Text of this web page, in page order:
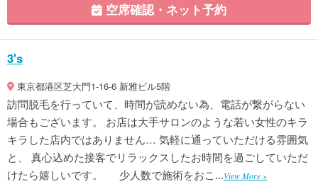
空席確認・ネット予約
3's
東京都港区芝大門1-16-6 新雅ビル5階
訪問脱毛を行っていて、時間が読めない為、電話が繋がらない
場合もございます。 お店は大手サロンのような若い女性のキラ
キラした店内ではありません… 気軽に通っていただける雰囲気
と、 真心込めた接客でリラックスしたお時間を過ごしていただ
けたら嬉しいです。 少人数で施術をおこ...View More »